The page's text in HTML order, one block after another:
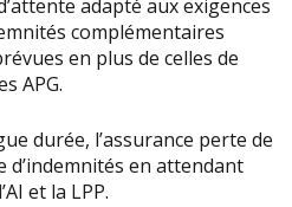
adapté aux exigences
complémentaires
en plus de celles de
APG.
durée, l’assurance perte de
d’indemnités en attendant
et la LPP.